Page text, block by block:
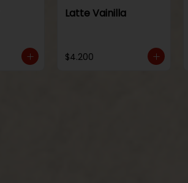
Latte Vainilla
$4.200